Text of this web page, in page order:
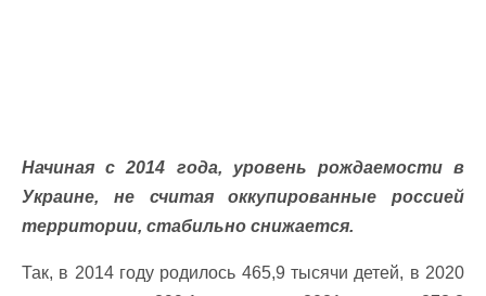
Начиная с 2014 года, уровень рождаемости в
Украине, не считая оккупированные россией
территории, стабильно снижается.
Так, в 2014 году родилось 465,9 тысячи детей, в 2020